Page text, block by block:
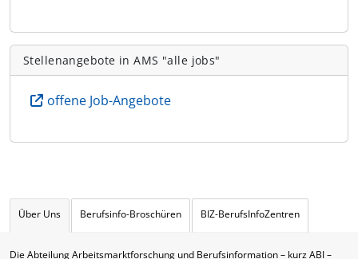
Stellenangebote in AMS "alle jobs"
offene Job-Angebote
Über Uns Berufsinfo-Broschüren BIZ-BerufsInfoZentren
Die Abteilung Arbeitsmarktforschung und Berufsinformation – kurz ABI –